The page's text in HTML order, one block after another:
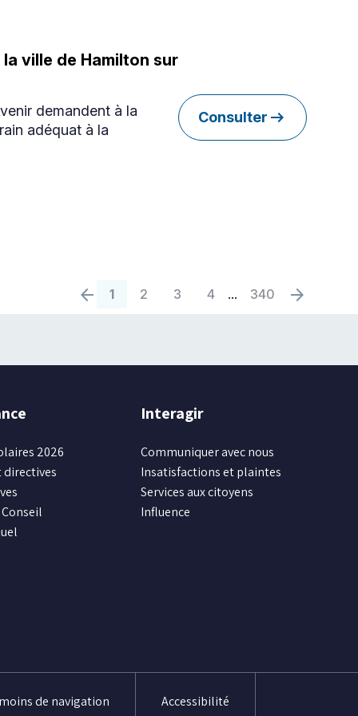
ville de Hamilton sur
demandent à la
adéquat à la
Consulter arrow_right_alt
arrow_back
PagePage
1de
Page
2 Page
3 Page
4de... Page
340 arrow_forward
2026
Interagir
Communiquer avec nous
Insatisfactions et plaintes
Services aux citoyens
Influence
de navigation Accessibilité